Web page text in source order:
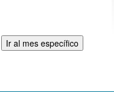
Ir al mes específico